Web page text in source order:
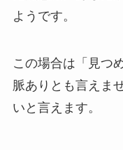
ようです。
この場合は「見つ
脈ありとも言えま
いと言えます。